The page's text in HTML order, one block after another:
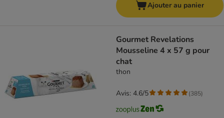
Ajouter au panier
Gourmet Revelations
Mousseline 4 x 57 g pour
chat
thon
Avis: 4.6/5 (385)